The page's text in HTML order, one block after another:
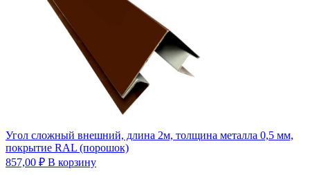
Угол сложный внешний, длина 2м, толщина металла 0,5 мм,
покрытие RAL (порошок)
857,00 ₽ В корзину